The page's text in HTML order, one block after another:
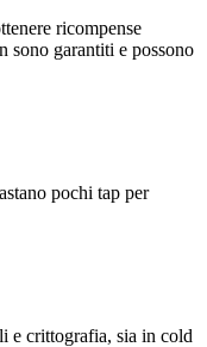
ricompense
sono garantiti e possono
pochi tap per
e crittografia, sia in cold